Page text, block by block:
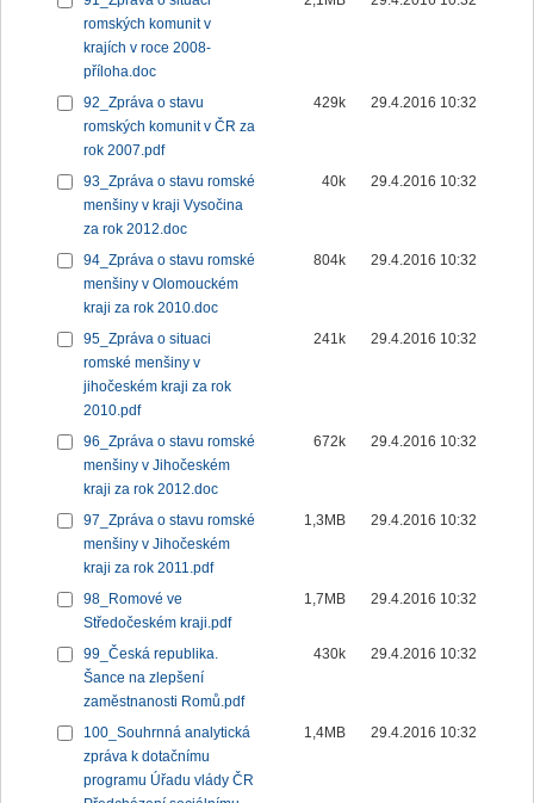
romských komunit v
krajích v roce 2008-
příloha.doc
92_Zpráva o stavu
romských komunit v ČR za
rok 2007.pdf
429k 29.4.2016 10:32
93_Zpráva o stavu romské
menšiny v kraji Vysočina
za rok 2012.doc
40k 29.4.2016 10:32
94_Zpráva o stavu romské
menšiny v Olomouckém
kraji za rok 2010.doc
804k 29.4.2016 10:32
95_Zpráva o situaci
romské menšiny v
jihočeském kraji za rok
2010.pdf
241k 29.4.2016 10:32
96_Zpráva o stavu romské
menšiny v Jihočeském
kraji za rok 2012.doc
672k 29.4.2016 10:32
97_Zpráva o stavu romské
menšiny v Jihočeském
kraji za rok 2011.pdf
1,3MB 29.4.2016 10:32
98_Romové ve
Středočeském kraji.pdf
1,7MB 29.4.2016 10:32
99_Česká republika.
Šance na zlepšení
zaměstnanosti Romů.pdf
430k 29.4.2016 10:32
100_Souhrnná analytická
zpráva k dotačnímu
programu Úřadu vlády ČR
1,4MB 29.4.2016 10:32